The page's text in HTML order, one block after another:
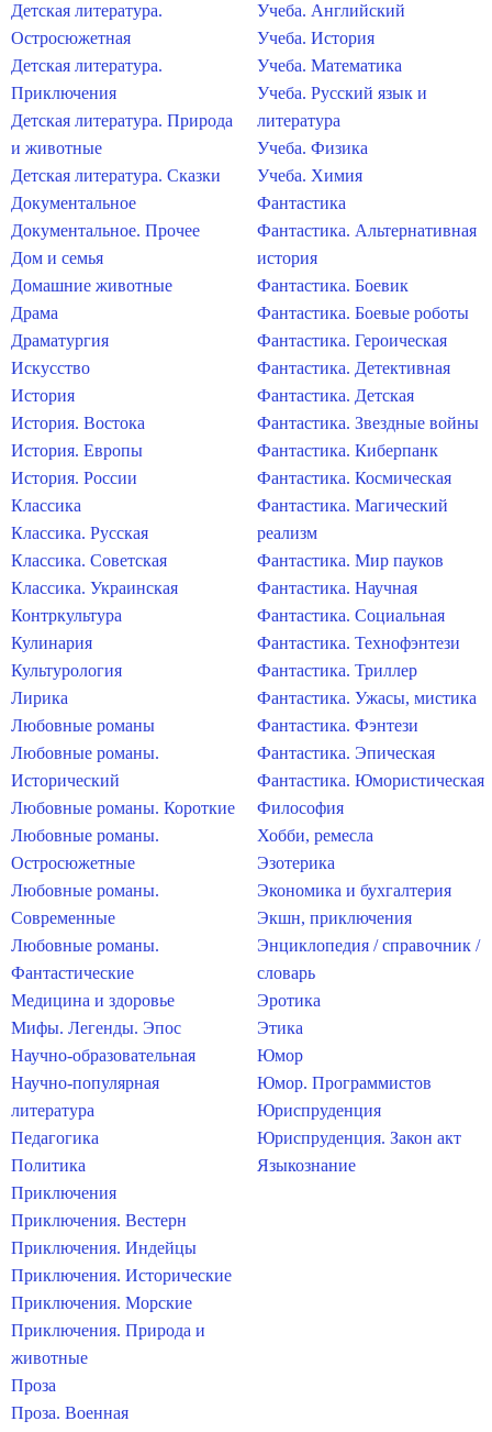
Детская литература.
Остросюжетная
Детская литература.
Приключения
Детская литература. Природа
и животные
Детская литература. Сказки
Документальное
Документальное. Прочее
Дом и семья
Домашние животные
Драма
Драматургия
Искусство
История
История. Востока
История. Европы
История. России
Классика
Классика. Русская
Классика. Советская
Классика. Украинская
Контркультура
Кулинария
Культурология
Лирика
Любовные романы
Любовные романы.
Исторический
Любовные романы. Короткие
Любовные романы.
Остросюжетные
Любовные романы.
Современные
Любовные романы.
Фантастические
Медицина и здоровье
Мифы. Легенды. Эпос
Научно-образовательная
Научно-популярная
литература
Педагогика
Политика
Приключения
Приключения. Вестерн
Приключения. Индейцы
Приключения. Исторические
Приключения. Морские
Приключения. Природа и
животные
Проза
Проза. Военная
Учеба. Английский
Учеба. История
Учеба. Математика
Учеба. Русский язык и
литература
Учеба. Физика
Учеба. Химия
Фантастика
Фантастика. Альтернативная
история
Фантастика. Боевик
Фантастика. Боевые роботы
Фантастика. Героическая
Фантастика. Детективная
Фантастика. Детская
Фантастика. Звездные войны
Фантастика. Киберпанк
Фантастика. Космическая
Фантастика. Магический
реализм
Фантастика. Мир пауков
Фантастика. Научная
Фантастика. Социальная
Фантастика. Технофэнтези
Фантастика. Триллер
Фантастика. Ужасы, мистика
Фантастика. Фэнтези
Фантастика. Эпическая
Фантастика. Юмористическая
Философия
Хобби, ремесла
Эзотерика
Экономика и бухгалтерия
Экшн, приключения
Энциклопедия / справочник /
словарь
Эротика
Этика
Юмор
Юмор. Программистов
Юриспруденция
Юриспруденция. Закон акт
Языкознание